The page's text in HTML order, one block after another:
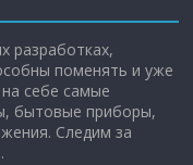
разработках,
поменять и уже
себе самые
бытовые приборы,
Следим за